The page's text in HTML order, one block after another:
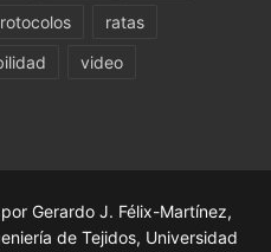
ratas
video
Gerardo J. Félix-Martínez,
de Tejidos, Universidad